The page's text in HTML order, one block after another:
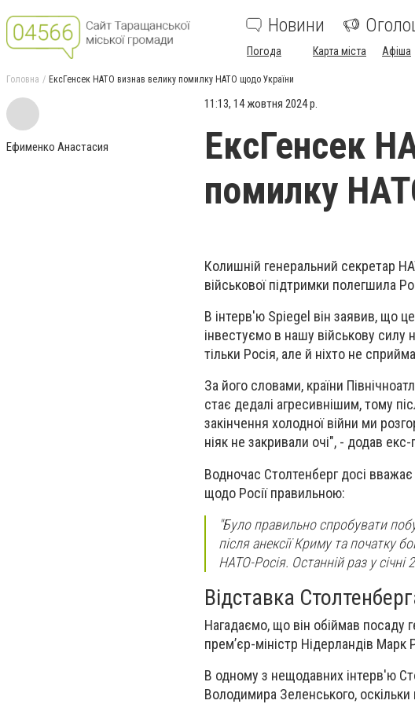
Новини
Погода Карта міста Афіша
Головна ЕксГенсек НАТО визнав велику помилку НАТО щодо України
Ефименко Анастасия
11:13, 14 жовтня 2024 р.
ЕксГенсек
помилку
Колишній генеральний секретар
військової підтримки полегшила
В інтерв'ю Spiegel він заявив, що
інвестуємо в нашу військову силу
тільки Росія, але й ніхто не
За його словами, країни
стає дедалі агресивнішим, тому
закінчення холодної війни ми
ніяк не закривали очі", - додав екс-
Водночас Столтенберг досі
щодо Росії правильною:
"Було правильно спробувати
після анексії Криму та початку
НАТО-Росія. Останній раз у січні
Відставка
Нагадаємо, що він обіймав посаду
прем’єр-міністр Нідерландів Марк
В одному з нещодавних інтерв'ю
Володимира Зеленського,